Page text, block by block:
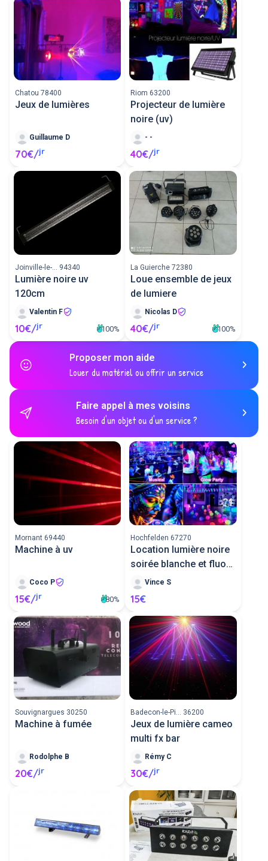
Chatou 78400
Jeux de lumières
Guillaume D
70€/jr
Riom 63200
Projecteur de lumière
noire (uv)
- -
40€/jr
Joinville-le-... 94340
Lumière noire uv
120cm
Valentin F
10€/jr 100%
La Guierche 72380
Loue ensemble de jeux
de lumiere
Nicolas D
40€/jr 100%
Proposer mon aide
Louer du matériel ou offrir un service
Faire appel à mes voisins
Besoin d'un objet ou d'un service ?
Mornant 69440
Machine à uv
Coco P
15€/jr 80%
Hochfelden 67270
Location lumière noire
soirée blanche et fluo
(2 j Vince S
15€
Souvignargues 30250
Machine à fumée
Rodolphe B
20€/jr
Badecon-le-Pi... 36200
Jeux de lumière cameo
multi fx bar
Rémy C
30€/jr